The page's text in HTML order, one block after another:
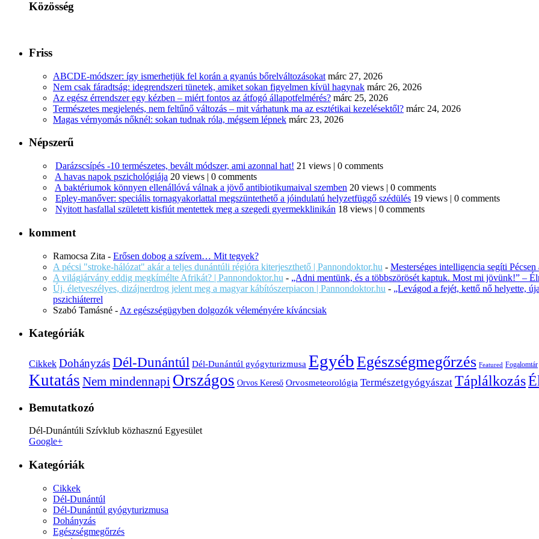
Közösség
Friss
ABCDE‑módszer: így ismerhetjük fel korán a gyanús bőrelváltozásokat márc 27, 2026
Nem csak fáradtság: idegrendszeri tünetek, amiket sokan figyelmen kívül hagynak márc 26, 2026
Az egész érrendszer egy kézben – miért fontos az átfogó állapotfelmérés? márc 25, 2026
Természetes megjelenés, nem feltűnő változás – mit várhatunk ma az esztétikai kezelésektől? márc 24, 2026
Magas vérnyomás nőknél: sokan tudnak róla, mégsem lépnek márc 23, 2026
Népszerű
Darázscsípés -10 természetes, bevált módszer, ami azonnal hat! 21 views | 0 comments
A havas napok pszichológiája 20 views | 0 comments
A baktériumok könnyen ellenállóvá válnak a jövő antibiotikumaival szemben 20 views | 0 comments
Epley-manőver: speciális tornagyakorlattal megszüntethető a jóindulatú helyzetfüggő szédülés 19 views | 0 comments
Nyitott hasfallal született kisfiút mentettek meg a szegedi gyermekklinikán 18 views | 0 comments
komment
Ramocsa Zita - Erősen dobog a szívem… Mit tegyek?
A pécsi "stroke-hálózat" akár a teljes dunántúli régióra kiterjeszthető | Pannondoktor.hu - Mesterséges intelligencia segíti
A világjárvány eddig megkímélte Afrikát? | Pannondoktor.hu - „Adni mentünk, és a többszörösét kaptuk. Most mi jövünk!” –
Új, életveszélyes, dizájnerdrog jelent meg a magyar kábítószerpiacon | Pannondoktor.hu - „Levágod a fejét, kettő nő helyette,
pszichiáterrel
Szabó Tamásné - Az egészségügyben dolgozók véleményére kíváncsiak
Kategóriák
Cikkek DohányzásDél-Dunántúl Dél-Dunántúl gyógyturizmusa EgyébEgészségmegőrzés Featured Fogalomtár
Kutatás Nem mindennapi Országos Orvos Kereső Orvosmeteorológia Természetgyógyászat Táplálkozás
Bemutatkozó
Dél-Dunántúli Szívklub közhasznú Egyesület
Google+
Kategóriák
Cikkek
Dél-Dunántúl
Dél-Dunántúl gyógyturizmusa
Dohányzás
Egészségmegőrzés